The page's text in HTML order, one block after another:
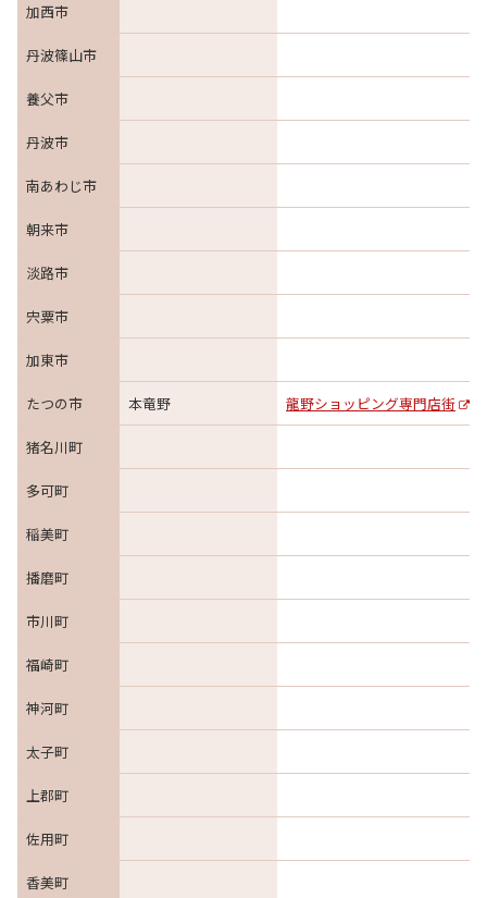
加西市
丹波篠山市
養父市
丹波市
南あわじ市
朝来市
淡路市
宍粟市
加東市
たつの市 本竜野 龍野ショッピング専門店街
猪名川町
多可町
稲美町
播磨町
市川町
福崎町
神河町
太子町
上郡町
佐用町
香美町